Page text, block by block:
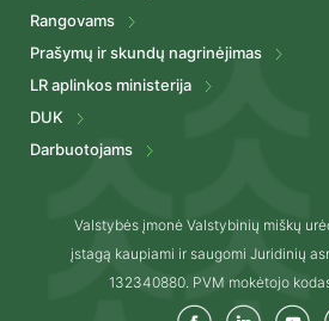
Rangovams
Prašymų ir skundų nagrinėjimas
LR aplinkos ministerija
DUK
Darbuotojams
Valstybės įmonė Valstybinių miškų
įstagą kaupiami ir saugomi Juridinių
132340880. PVM mokėtojo